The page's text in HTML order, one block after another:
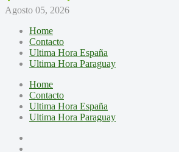
Agosto 05, 2026
Home
Contacto
Ultima Hora España
Ultima Hora Paraguay
Home
Contacto
Ultima Hora España
Ultima Hora Paraguay